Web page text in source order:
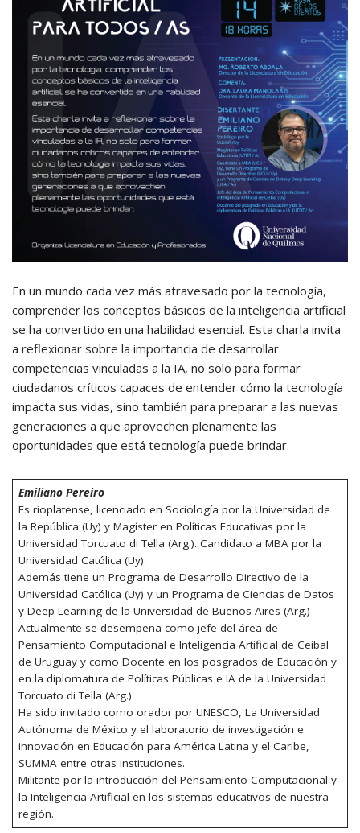
En un mundo cada vez más atravesado por la tecnología,
comprender los conceptos básicos de la inteligencia artificial
se ha convertido en una habilidad esencial. Esta charla invita
a reflexionar sobre la importancia de desarrollar
competencias vinculadas a la IA, no solo para formar
ciudadanos críticos capaces de entender cómo la tecnología
impacta sus vidas, sino también para preparar a las nuevas
generaciones a que aprovechen plenamente las
oportunidades que está tecnología puede brindar.
Emiliano Pereiro
Es rioplatense, licenciado en Sociología por la Universidad de
la República (Uy) y Magíster en Políticas Educativas por la
Universidad Torcuato di Tella (Arg.). Candidato a MBA por la
Universidad Católica (Uy).
Además tiene un Programa de Desarrollo Directivo de la
Universidad Católica (Uy) y un Programa de Ciencias de Datos
y Deep Learning de la Universidad de Buenos Aires (Arg.)
Actualmente se desempeña como jefe del área de
Pensamiento Computacional e Inteligencia Artificial de Ceibal
de Uruguay y como Docente en los posgrados de Educación y
en la diplomatura de Políticas Públicas e IA de la Universidad
Torcuato di Tella (Arg.)
Ha sido invitado como orador por UNESCO, La Universidad
Autónoma de México y el laboratorio de investigación e
innovación en Educación para América Latina y el Caribe,
SUMMA entre otras instituciones.
Militante por la introducción del Pensamiento Computacional y
la Inteligencia Artificial en los sistemas educativos de nuestra
región.